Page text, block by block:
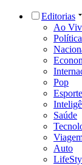
Editorias
Ao
Política
Pop
Saúde
Auto